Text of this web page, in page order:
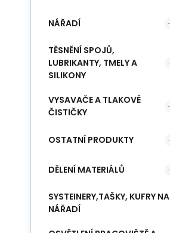
NÁŘADÍ
TĚSNĚNÍ SPOJŮ,
LUBRIKANTY, TMELY A
SILIKONY
VYSAVAČE A TLAKOVÉ
ČISTIČKY
OSTATNÍ PRODUKTY
DĚLENÍ MATERIÁLŮ
SYSTEINERY,TAŠKY, KUFRY NA
NÁŘADÍ